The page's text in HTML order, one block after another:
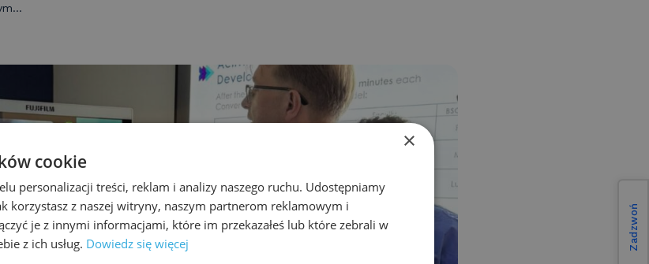
Zadzwoń
×
cookie
personalizacji treści, reklam i analizy naszego ruchu. Udostępniamy
korzystasz z naszej witryny, naszym partnerom reklamowym i
je z innymi informacjami, które im przekazałeś lub które zebrali w
z ich usług. Dowiedz się więcej